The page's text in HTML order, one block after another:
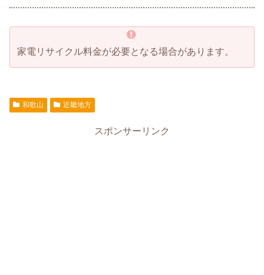
家電リサイクル料金が必要となる場合があります。
和歌山 近畿地方
スポンサーリンク